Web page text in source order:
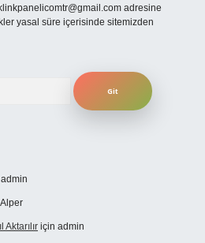
adresine
yasal süre içerisinde sitemizden
admin
Alper
için admin